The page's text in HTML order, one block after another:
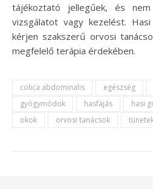
tájékoztató jellegűek, és
vizsgálatot vagy kezelést.
kérjen szakszerű orvosi
megfelelő terápia érdekében.
colica abdominalis egészség
gyógymódok
hasfájás hasi
okok
orvosi tanácsok